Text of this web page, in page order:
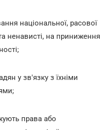
національної, расової
ненависті, на приниження
у зв'язку з їхніми
права або